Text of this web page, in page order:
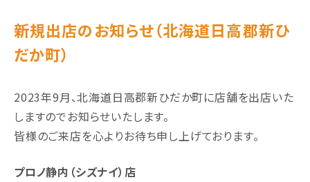
新規出店のお知らせ（北海道日高郡新ひ
だか町）
2023年9月、北海道日高郡新ひだか町に店舗を出店いた
しますのでお知らせいたします。
皆様のご来店を心よりお待ち申し上げております。
プロノ静内（シズナイ）店